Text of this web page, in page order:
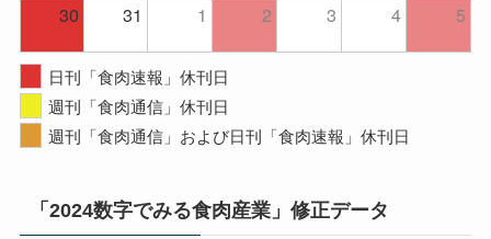
30
31 1 2 3 4 5
日刊「食肉速報」休刊日
週刊「食肉通信」休刊日
週刊「食肉通信」および日刊「食肉速報」休刊日
「2024数字でみる食肉産業」修正データ